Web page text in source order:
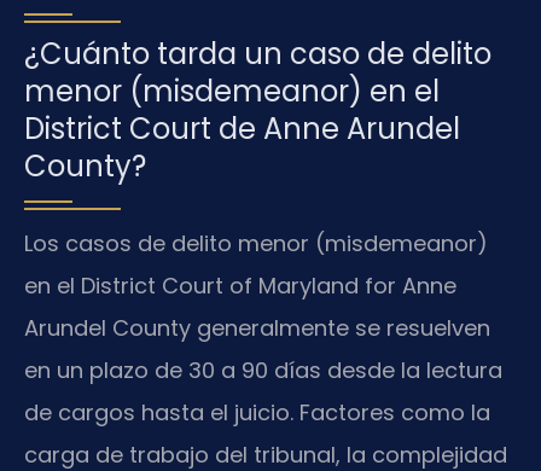
¿Cuánto tarda un caso de delito
menor (misdemeanor) en el
District Court de Anne Arundel
County?
Los casos de delito menor (misdemeanor)
en el District Court of Maryland for Anne
Arundel County generalmente se resuelven
en un plazo de 30 a 90 días desde la lectura
de cargos hasta el juicio. Factores como la
carga de trabajo del tribunal, la complejidad